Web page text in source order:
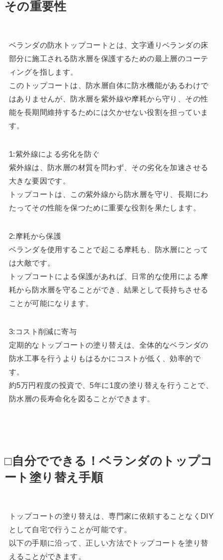
その重要性
ベランダの防水トップコートとは、文字通りベランダの床
部分に施工される防水層を保護するための最上層のコーテ
ィングを指します。
このトップコートは、防水層自体に防水機能があるわけで
はありませんが、防水層を紫外線や摩耗から守り、その性
能を長期間維持するためには欠かせない役割を担っていま
す。
1:紫外線による劣化を防ぐ
紫外線は、防水層の材質を問わず、その劣化を加速させる
大きな要因です。
トップコートは、この紫外線から防水層を守り、長期にわ
たってその性能を保つために重要な役割を果たします。
2:摩耗から保護
ベランダを使用することで起こる摩耗も、防水層にとって
は大敵です。
トップコートによる保護があれば、日常的な使用による摩
耗から防水層を守ることができ、結果として長持ちさせる
ことが可能になります。
3:コスト削減に寄与
定期的なトップコートの塗り替えは、全体的なベランダの
防水工事を行うよりもはるかにコストが低く、効率的で
す。
約5万円程度の投資で、5年に1度の塗り替えを行うことで、
防水層の長寿命化を図ることができます。
□自分でできる！ベランダのトップコ
ート塗り替え手順
トップコートの塗り替えは、専門家に依頼することなくDIY
として自宅で行うことが可能です。
以下の手順に沿って、正しい方法でトップコートを塗り替
えることができます。